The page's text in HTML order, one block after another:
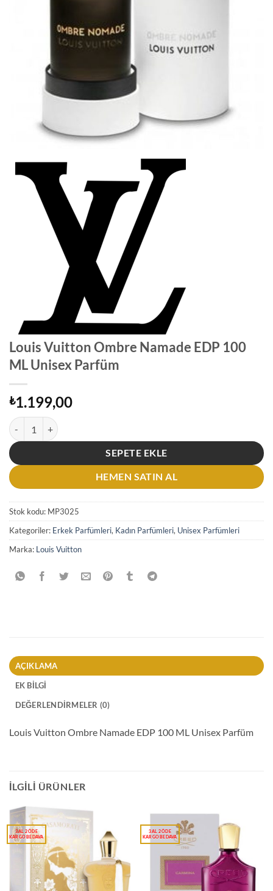
Louis Vuitton Ombre Namade EDP 100
ML Unisex Parfüm
₺1.199,00
Louis Vuitton Ombre Namade EDP 100 ML Unisex Parfüm adet
SEPETE EKLE
HEMEN SATIN AL
Stok kodu: MP3025
Kategoriler: Erkek Parfümleri, Kadın Parfümleri, Unisex Parfümleri
Marka: Louis Vuitton
AÇIKLAMA
EK BILGI
DEĞERLENDIRMELER (0)
Louis Vuitton Ombre Namade EDP 100 ML Unisex Parfüm
İLGILI ÜRÜNLER